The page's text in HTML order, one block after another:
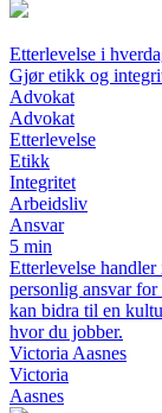
Etterlevelse i
Gjør etikk og
Advokat
Advokat
Etterlevelse
Etikk
Integritet
Arbeidsliv
Ansvar
5 min
Etterlevelse
personlig ansvar
kan bidra til en
hvor du jobber.
Victoria Aasnes
Victoria
Aasnes